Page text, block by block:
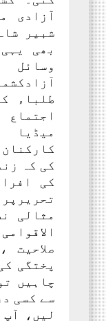
آزادی
شبیر
بھی
وسائل
طلباء
میڈیا
کی کہ
کی
مثالی
صلاحیت
پختگی
چاہیں
سے کسی
لیں،